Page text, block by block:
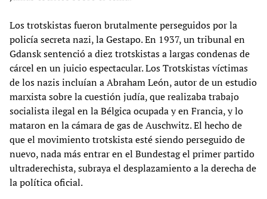
Los trotskistas fueron brutalmente perseguidos por la
policía secreta nazi, la Gestapo. En 1937, un tribunal en
Gdansk sentenció a diez trotskistas a largas condenas de
cárcel en un juicio espectacular. Los Trotskistas víctimas
de los nazis incluían a Abraham León, autor de un estudio
marxista sobre la cuestión judía, que realizaba trabajo
socialista ilegal en la Bélgica ocupada y en Francia, y lo
mataron en la cámara de gas de Auschwitz. El hecho de
que el movimiento trotskista esté siendo perseguido de
nuevo, nada más entrar en el Bundestag el primer partido
ultraderechista, subraya el desplazamiento a la derecha de
la política oficial.